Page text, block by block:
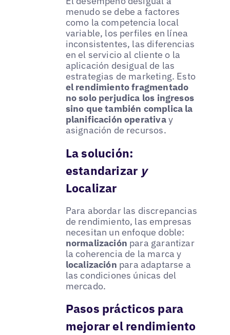
menudo se debe a factores
como la competencia local
variable, los perfiles en línea
inconsistentes, las diferencias
en el servicio al cliente o la
aplicación desigual de las
estrategias de marketing. Esto
el rendimiento fragmentado
no solo perjudica los ingresos
sino que también complica la
planificación operativay
asignación de recursos.
La solución:
estandarizar y
Localizar
Para abordar las discrepancias
de rendimiento, las empresas
necesitan un enfoque doble:
normalización para garantizar
la coherencia de la marca y
localización para adaptarse a
las condiciones únicas del
mercado.
Pasos prácticos para
mejorar el rendimiento